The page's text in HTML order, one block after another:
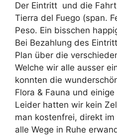
Der Eintritt und die
Tierra del Fuego (span.
Peso. Ein bisschen
Bei Bezahlung des
Plan über die
Welche wir alle ausser
konnten die
Flora & Fauna und
Leider hatten wir kein
man kostenfrei, direkt
alle Wege in Ruhe